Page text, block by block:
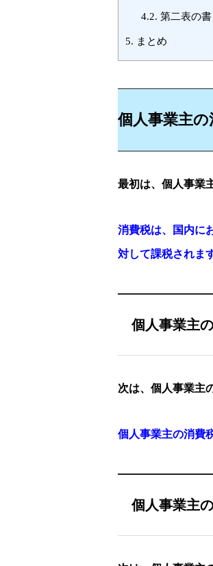
4.2. 第二表の
5. まとめ
個人事業主
最初は、個人事業
消費税は、国内に
対して課税されま
個人事業主
次は、個人事業主
個人事業主の消費
個人事業主